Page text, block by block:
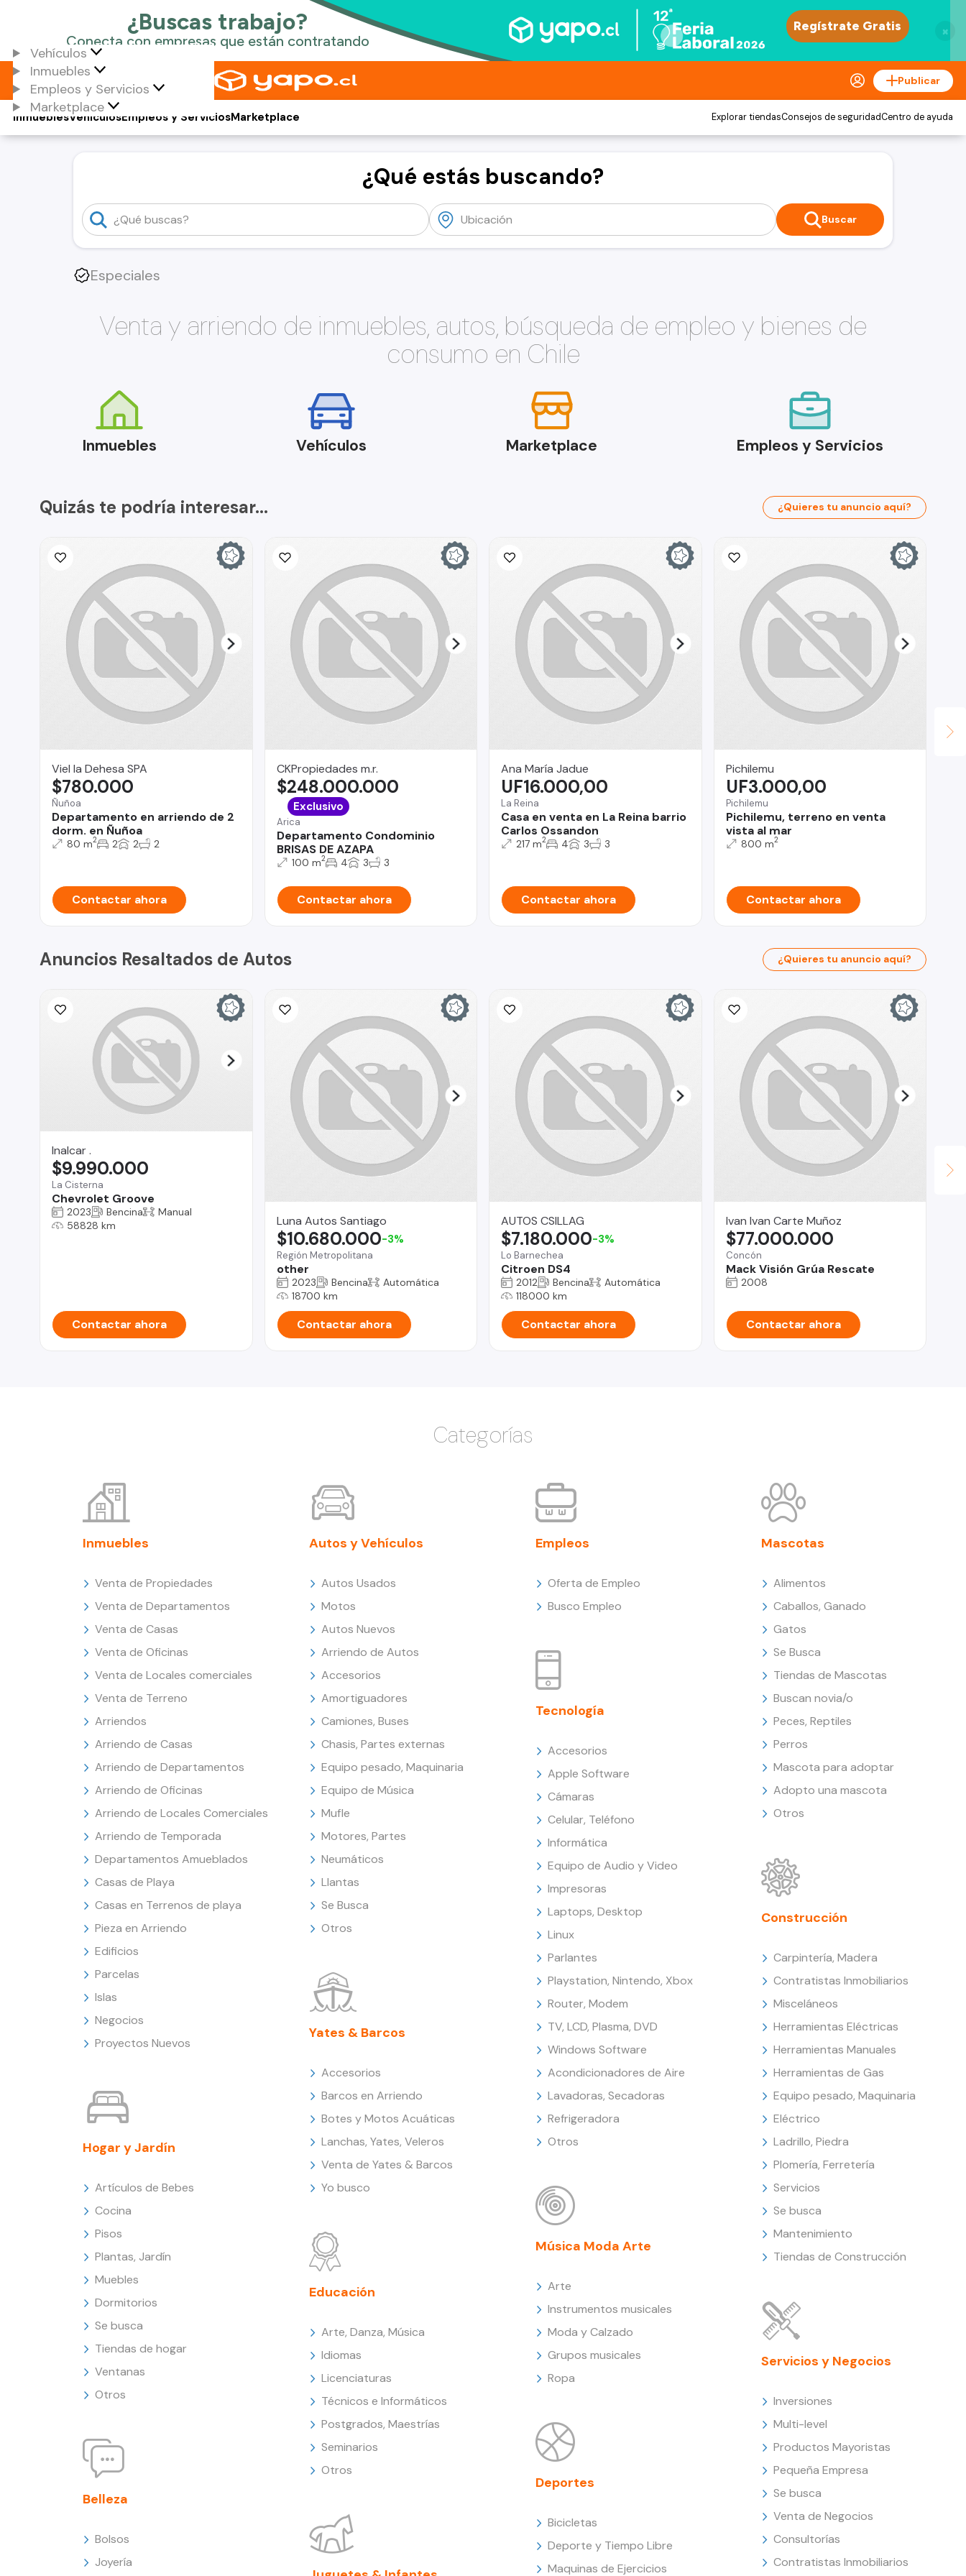
×
Vehículos
Inmuebles
Empleos y Servicios
Marketplace
Publicar
Vehículos
Inmuebles Empleos y ServiciosMarketplace Explorar tiendasConsejos de seguridadCentro de ayuda
¿Qué estás buscando?
Buscar
Especiales
Venta y arriendo de inmuebles, autos, búsqueda de empleo y bienes de
consumo en Chile
Inmuebles Vehículos Marketplace Empleos y Servicios
Quizás te podría interesar... ¿Quieres tu anuncio aquí?
Viel la Dehesa SPA
Ñuñoa
Departamento en arriendo de 2
dorm. en Ñuñoa
$780.000
80 m2 2 2 2
Contactar ahora
CKPropiedades m.r.
Arica
Departamento Condominio
BRISAS DE AZAPA
$248.000.000
Exclusivo
100 m2 4 3 3
Contactar ahora
Ana María Jadue
La Reina
Casa en venta en La Reina barrio
Carlos Ossandon
UF16.000,00
217 m2 4 3 3
Contactar ahora
Pichilemu
Pichilemu
Pichilemu, terreno en venta
vista al mar
UF3.000,00
800 m2
Contactar ahora
Anuncios Resaltados de Autos ¿Quieres tu anuncio aquí?
Inalcar .
La Cisterna
Chevrolet Groove
$9.990.000
2023 Bencina
Manual
58828 km
Contactar ahora
Luna Autos Santiago
Región Metropolitana
other
$10.680.000-3%
2023 Bencina
Automática
18700 km
Contactar ahora
AUTOS CSILLAG
Lo Barnechea
Citroen DS4
$7.180.000-3%
2012 Bencina
Automática
118000 km
Contactar ahora
Ivan Ivan Carte Muñoz
Concón
Mack Visión Grúa Rescate
$77.000.000
2008
Contactar ahora
Categorías
Inmuebles
Venta de Propiedades
Venta de Departamentos
Venta de Casas
Venta de Oficinas
Venta de Locales comerciales
Venta de Terreno
Arriendos
Arriendo de Casas
Arriendo de Departamentos
Arriendo de Oficinas
Arriendo de Locales Comerciales
Arriendo de Temporada
Departamentos Amueblados
Casas de Playa
Casas en Terrenos de playa
Pieza en Arriendo
Edificios
Parcelas
Islas
Negocios
Proyectos Nuevos
Hogar y Jardín
Artículos de Bebes
Cocina
Pisos
Plantas, Jardín
Muebles
Dormitorios
Se busca
Tiendas de hogar
Ventanas
Otros
Belleza
Bolsos
Joyería
Autos y Vehículos
Autos Usados
Motos
Autos Nuevos
Arriendo de Autos
Accesorios
Amortiguadores
Camiones, Buses
Chasis, Partes externas
Equipo pesado, Maquinaria
Equipo de Música
Mufle
Motores, Partes
Neumáticos
Llantas
Se Busca
Otros
Yates & Barcos
Accesorios
Barcos en Arriendo
Botes y Motos Acuáticas
Lanchas, Yates, Veleros
Venta de Yates & Barcos
Yo busco
Educación
Arte, Danza, Música
Idiomas
Licenciaturas
Técnicos e Informáticos
Postgrados, Maestrías
Seminarios
Otros
Empleos
Oferta de Empleo
Busco Empleo
Tecnología
Accesorios
Apple Software
Cámaras
Celular, Teléfono
Informática
Equipo de Audio y Video
Impresoras
Laptops, Desktop
Linux
Parlantes
Playstation, Nintendo, Xbox
Router, Modem
TV, LCD, Plasma, DVD
Windows Software
Acondicionadores de Aire
Lavadoras, Secadoras
Refrigeradora
Otros
Música Moda Arte
Arte
Instrumentos musicales
Moda y Calzado
Grupos musicales
Ropa
Deportes
Bicicletas
Deporte y Tiempo Libre
Maquinas de Ejercicios
Mascotas
Alimentos
Caballos, Ganado
Gatos
Se Busca
Tiendas de Mascotas
Buscan novia/o
Peces, Reptiles
Perros
Mascota para adoptar
Adopto una mascota
Otros
Construcción
Carpintería, Madera
Contratistas Inmobiliarios
Misceláneos
Herramientas Eléctricas
Herramientas Manuales
Herramientas de Gas
Equipo pesado, Maquinaria
Eléctrico
Ladrillo, Piedra
Plomería, Ferretería
Servicios
Se busca
Mantenimiento
Tiendas de Construcción
Servicios y Negocios
Inversiones
Multi-level
Productos Mayoristas
Pequeña Empresa
Se busca
Venta de Negocios
Consultorías
Contratistas Inmobiliarios